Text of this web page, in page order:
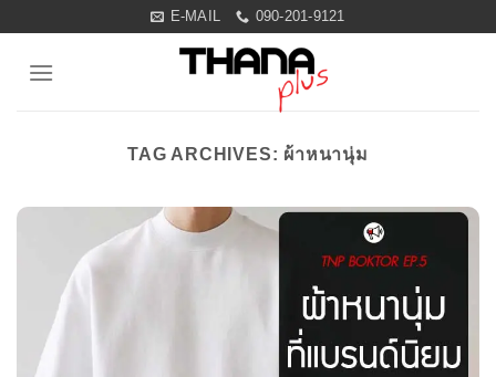
content
E-MAIL 090-201-9121
TAG ARCHIVES: ผ้าหนานุ่ม